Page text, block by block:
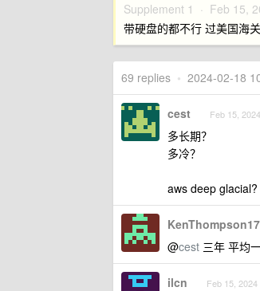
Supplement 1 · Feb 15,
带硬盘的都不行 过美国海
69 replies • 2024-02-18
cest Feb 15, 2024
多长期？
多冷？
aws deep glacial?
@cest 三年 平均
ilcn Feb 15, 2024